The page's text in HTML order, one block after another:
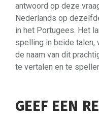
antwoord op deze
Nederlands op
in het Portugees. Het
spelling in beide talen,
de naam van dit
te vertalen en te
GEEF EEN